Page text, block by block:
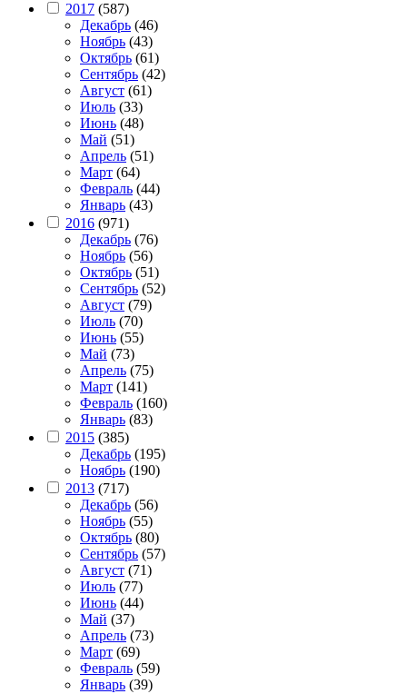
2017 (587)
Декабрь (46)
Ноябрь (43)
Октябрь (61)
Сентябрь (42)
Август (61)
Июль (33)
Июнь (48)
Май (51)
Апрель (51)
Март (64)
Февраль (44)
Январь (43)
2016 (971)
Декабрь (76)
Ноябрь (56)
Октябрь (51)
Сентябрь (52)
Август (79)
Июль (70)
Июнь (55)
Май (73)
Апрель (75)
Март (141)
Февраль (160)
Январь (83)
2015 (385)
Декабрь (195)
Ноябрь (190)
2013 (717)
Декабрь (56)
Ноябрь (55)
Октябрь (80)
Сентябрь (57)
Август (71)
Июль (77)
Июнь (44)
Май (37)
Апрель (73)
Март (69)
Февраль (59)
Январь (39)